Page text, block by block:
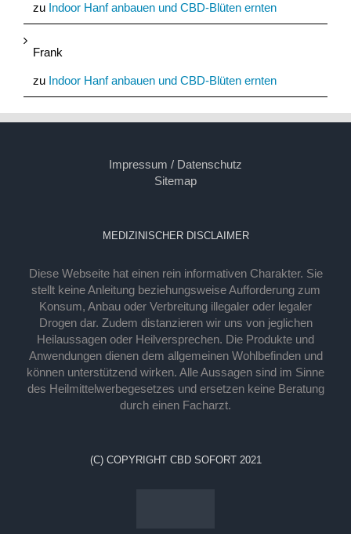
zu Indoor Hanf anbauen und CBD-Blüten ernten
Frank
zu Indoor Hanf anbauen und CBD-Blüten ernten
Impressum / Datenschutz
Sitemap
MEDIZINISCHER DISCLAIMER
Diese Webseite hat einen rein informativen Charakter. Sie
stellt keine Anleitung beziehungsweise Aufforderung zum
Konsum, Anbau oder Verbreitung illegaler oder legaler
Drogen dar. Zudem distanzieren wir uns von jeglichen
Heilaussagen oder Heilversprechen. Die Produkte und
Anwendungen dienen dem allgemeinen Wohlbefinden und
können unterstützend wirken. Alle Aussagen sind im Sinne
des Heilmittelwerbegesetzes und ersetzen keine Beratung
durch einen Facharzt.
(C) COPYRIGHT CBD SOFORT 2021